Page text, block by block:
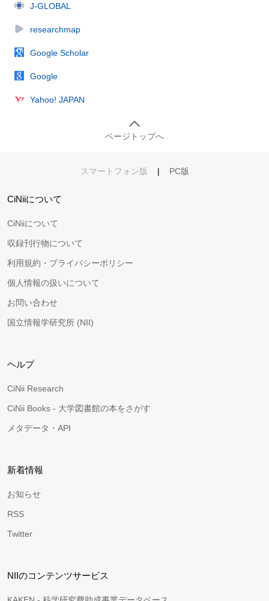
J-GLOBAL
researchmap
Google Scholar
Google
Yahoo! JAPAN
ページトップへ
スマートフォン版 | PC版
CiNiiについて
CiNiiについて
収録刊行物について
利用規約・プライバシーポリシー
個人情報の扱いについて
お問い合わせ
国立情報学研究所 (NII)
ヘルプ
CiNii Research
CiNii Books - 大学図書館の本をさがす
メタデータ・API
新着情報
お知らせ
RSS
Twitter
NIIのコンテンツサービス